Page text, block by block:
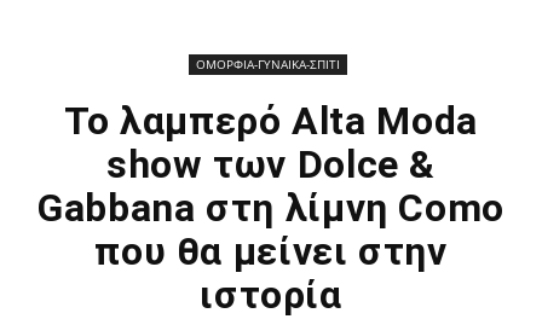
ΟΜΟΡΦΙΑ-ΓΥΝΑΙΚΑ-ΣΠΙΤΙ
Το λαμπερό Alta Moda
show των Dolce &
Gabbana στη λίμνη Como
που θα μείνει στην
ιστορία